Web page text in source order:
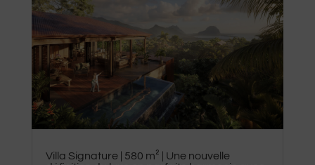
​Villa Signature | 580 m² | Une nouvelle